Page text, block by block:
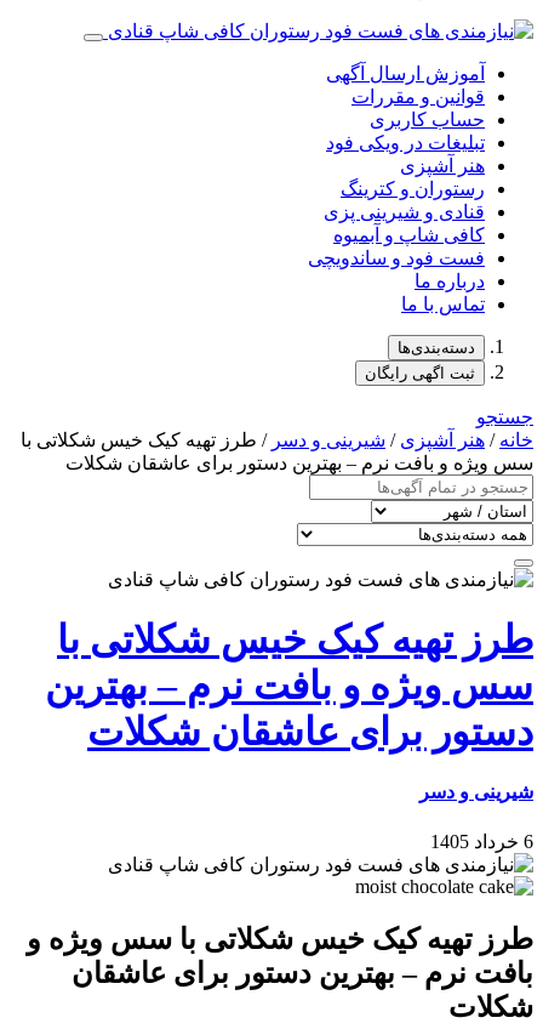
آموزش ارسال آگهی
قوانین و مقررات
حساب کاربری
تبلیغات در ویکی فود
هنر آشپزی
رستوران و کترینگ
قنادی و شیرینی پزی
کافی شاپ و آبمیوه
فست فود و ساندویچی
درباره ما
تماس با ما
دسته‌بندی‌ها
ثبت اگهی رایگان
جستجو
خانه / هنر آشپزی / شیرینی و دسر / طرز تهیه کیک خیس شکلاتی با
سس ویژه و بافت نرم – بهترین دستور برای عاشقان شکلات
طرز تهیه کیک خیس شکلاتی با
سس ویژه و بافت نرم – بهترین
دستور برای عاشقان شکلات
شیرینی و دسر
6 خرداد 1405
طرز تهیه کیک خیس شکلاتی با سس ویژه و
بافت نرم – بهترین دستور برای عاشقان
شکلات